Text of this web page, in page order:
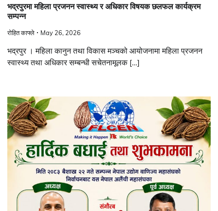
भद्रपुरमा महिला प्रजनन स्वास्थ्य र अधिकार विषयक छलफल कार्यक्रम
सम्पन्न
रोहित काफ्ले May 26, 2026
भद्रपुर । महिला कानुन तथा विकास मञ्चको आयोजनामा महिला प्रजनन
स्वास्थ्य तथा अधिकार सम्बन्धी सचेतनामूलक […]